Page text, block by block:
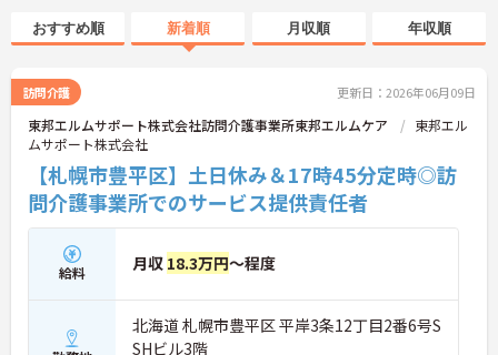
おすすめ順 新着順 月収順 年収順
訪問介護 更新日：2026年06月09日
東邦エルムサポート株式会社訪問介護事業所東邦エルムケア
東邦エル
ムサポート株式会社
【札幌市豊平区】土日休み＆17時45分定時◎訪
問介護事業所でのサービス提供責任者
給料 月収 18.3万円～程度
北海道 札幌市豊平区 平岸3条12丁目2番6号S
SHビル3階